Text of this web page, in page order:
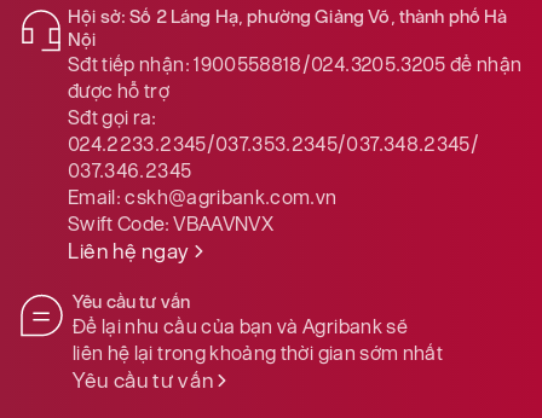
Hội sở: Số 2 Láng Hạ, phường Giảng Võ, thành phố Hà
Nội
Sđt tiếp nhận: 1900558818/024.3205.3205để nhận
được hỗ trợ
Sđt gọi ra:
024.2233.2345/037.353.2345/037.348.2345/
037.346.2345
Email:cskh@agribank.com.vn
Swift Code:VBAAVNVX
Liên hệ ngay
Yêu cầu tư vấn
Để lại nhu cầu của bạn và Agribank sẽ
liên hệ lại trong khoảng thời gian sớm nhất
Yêu cầu tư vấn